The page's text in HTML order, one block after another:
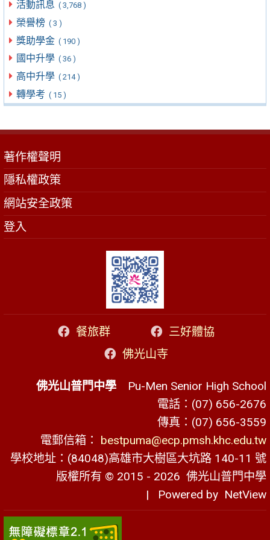
活動訊息 ( 3,768 )
榮譽榜 ( 3 )
獎助學金 ( 190 )
國中升學 ( 36 )
高中升學 ( 214 )
轉學考 ( 15 )
著作權聲明
隱私權政策
網站安全政策
登入
餐旅群
三好體協
佛光山寺
佛光山普門中學 Pu-Men Senior High School
電話：(07) 656-2676
傳真：(07) 656-3559
電郵信箱： bestpuma@ecp.pmsh.khc.edu.tw
學校地址：(84048)高雄市大樹區大坑路 140-11 號
版權所有 © 2015 - 2026 佛光山普門中學
| Powered by NetView